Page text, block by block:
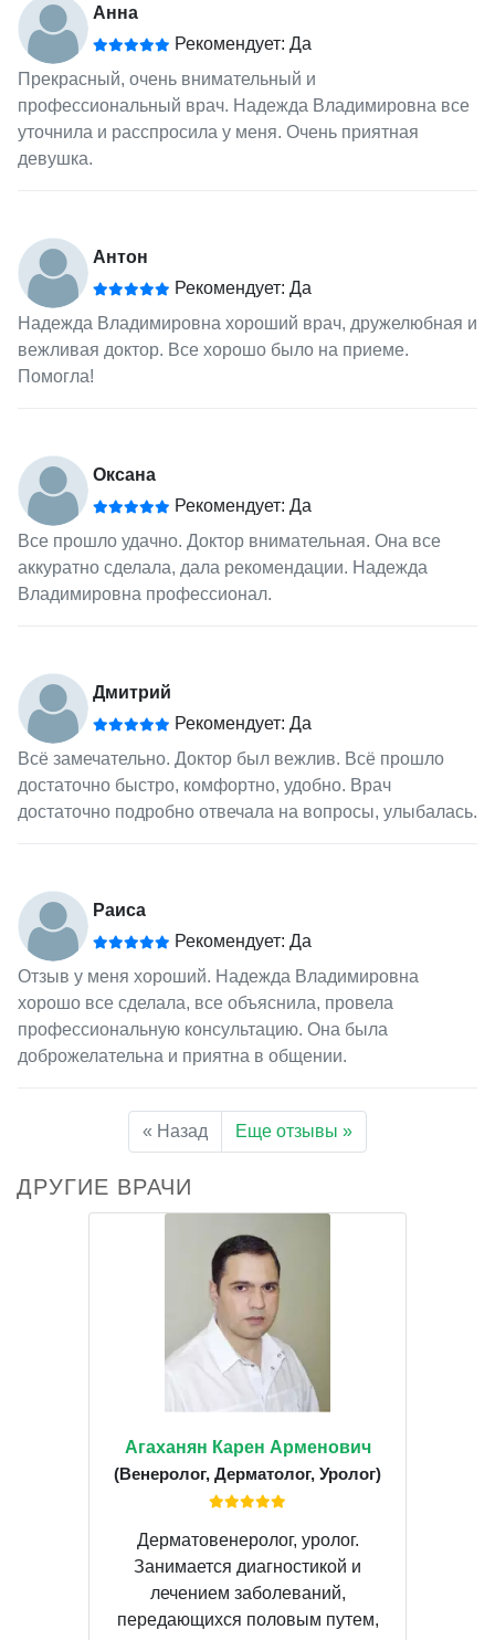
Анна
Рекомендует: Да
Прекрасный, очень внимательный и
профессиональный врач. Надежда Владимировна все
уточнила и расспросила у меня. Очень приятная
девушка.
Антон
Рекомендует: Да
Надежда Владимировна хороший врач, дружелюбная и
вежливая доктор. Все хорошо было на приеме.
Помогла!
Оксана
Рекомендует: Да
Все прошло удачно. Доктор внимательная. Она все
аккуратно сделала, дала рекомендации. Надежда
Владимировна профессионал.
Дмитрий
Рекомендует: Да
Всё замечательно. Доктор был вежлив. Всё прошло
достаточно быстро, комфортно, удобно. Врач
достаточно подробно отвечала на вопросы, улыбалась.
Раиса
Рекомендует: Да
Отзыв у меня хороший. Надежда Владимировна
хорошо все сделала, все объяснила, провела
профессиональную консультацию. Она была
доброжелательна и приятна в общении.
« Назад Еще отзывы »
ДРУГИЕ ВРАЧИ
Агаханян Карен Арменович
(Венеролог, Дерматолог, Уролог)
Дерматовенеролог, уролог.
Занимается диагностикой и
лечением заболеваний,
передающихся половым путем,